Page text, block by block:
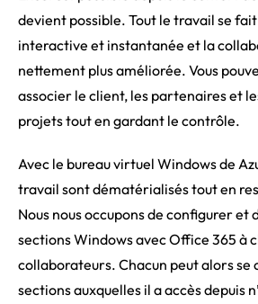
devient possible. Tout le travail se
interactive et instantanée et la
nettement plus améliorée. Vous
associer le client, les partenaires et
projets tout en gardant le contrôle.
Avec le bureau virtuel Windows de
travail sont dématérialisés tout en
Nous nous occupons de configurer et
sections Windows avec Office 365 à
collaborateurs. Chacun peut alors se
sections auxquelles il a accès depuis